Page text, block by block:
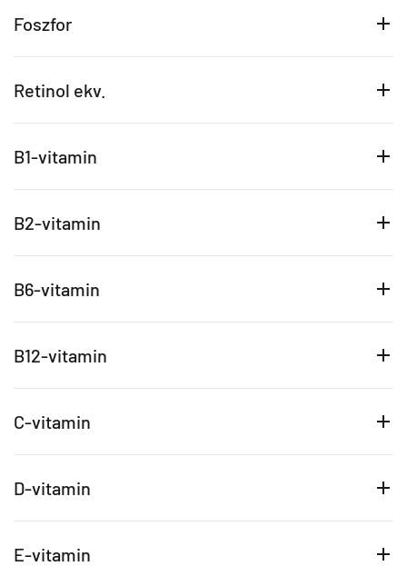
Foszfor
Retinol ekv.
B1-vitamin
B2-vitamin
B6-vitamin
B12-vitamin
C-vitamin
D-vitamin
E-vitamin